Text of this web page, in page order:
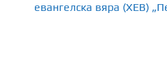
евангелска вяра (ХЕВ)